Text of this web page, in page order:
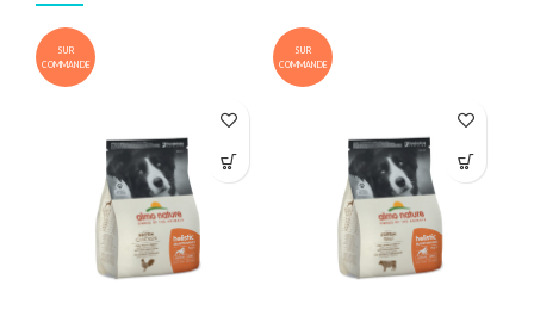
SUR
COMMANDE
SUR
COMMANDE